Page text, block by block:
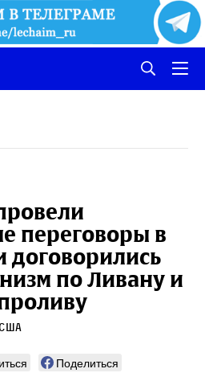
переговоры в
по Ливану и
Поделиться